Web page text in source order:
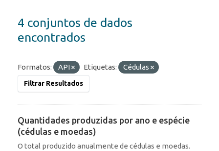
4 conjuntos de dados
encontrados
Formatos: API Etiquetas: Cédulas
Filtrar Resultados
Quantidades produzidas por ano e espécie
(cédulas e moedas)
O total produzido anualmente de cédulas e moedas.